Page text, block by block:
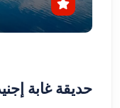
حديقة غابة